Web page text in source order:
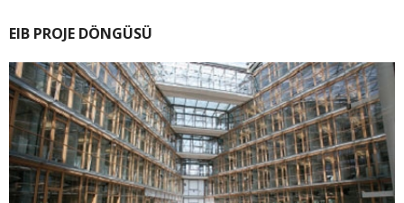
EIB PROJE DÖNGÜSÜ